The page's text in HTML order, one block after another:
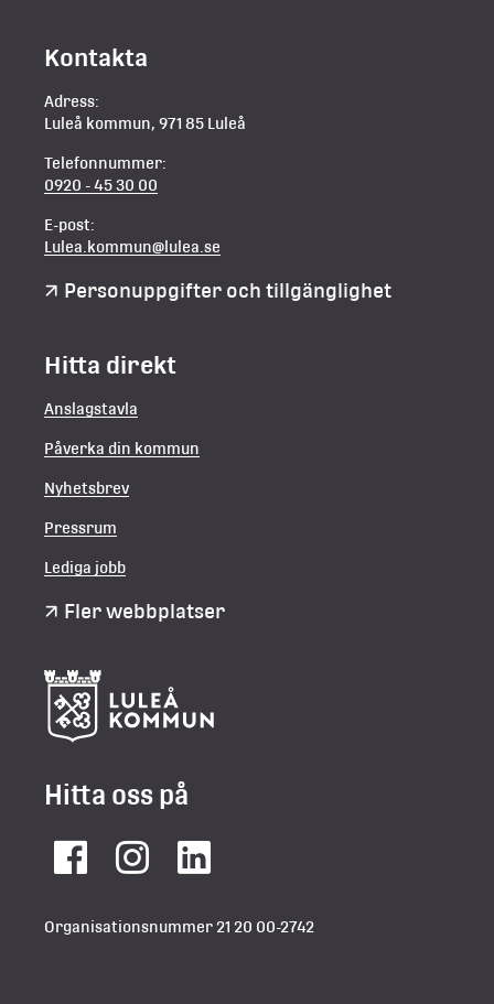
Kontakta
Adress:
Luleå kommun, 971 85 Luleå
Telefonnummer:
0920 - 45 30 00
E-post:
Lulea.kommun@lulea.se
Personuppgifter och tillgänglighet
Hitta direkt
Anslagstavla
Påverka din kommun
Nyhetsbrev
Pressrum
Lediga jobb
Fler webbplatser
Hitta oss på
FacebookInstagramLinkedIn
Organisationsnummer 21 20 00-2742